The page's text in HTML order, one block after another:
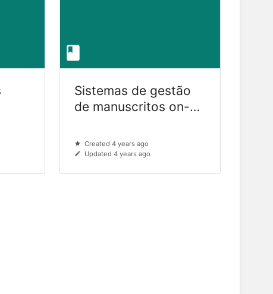
Sistemas de gestão
de manuscritos on-
Created 4 years ago
Updated 4 years ago